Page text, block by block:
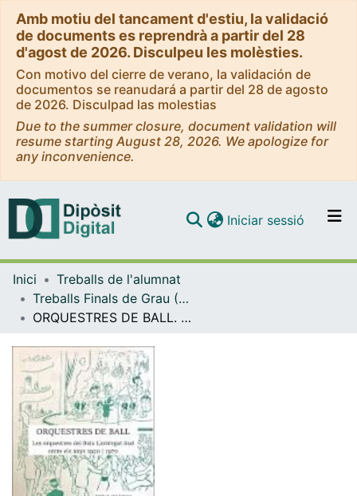
Amb motiu del tancament d'estiu, la validació
de documents es reprendrà a partir del 28
d'agost de 2026. Disculpeu les molèsties.
Con motivo del cierre de verano, la validación de
documentos se reanudará a partir del 28 de agosto
de 2026. Disculpad las molestias
Due to the summer closure, document validation will
resume starting August 28, 2026. We apologize for
any inconvenience.
Navega per tot el DD
Com publicar
Iniciar sessió (current)
Inici
Treballs de l'alumnat
Treballs Finals de Grau (TFG) - Història de l'Art
ORQUESTRES DE BALL. Les orquestres del Baix Llobregat Sud entre els anys 1930 i 1970